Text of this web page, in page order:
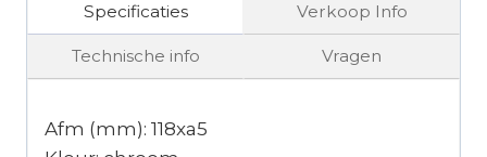
Specificaties Verkoop Info
Technische info Vragen
Afm (mm): 118xa5